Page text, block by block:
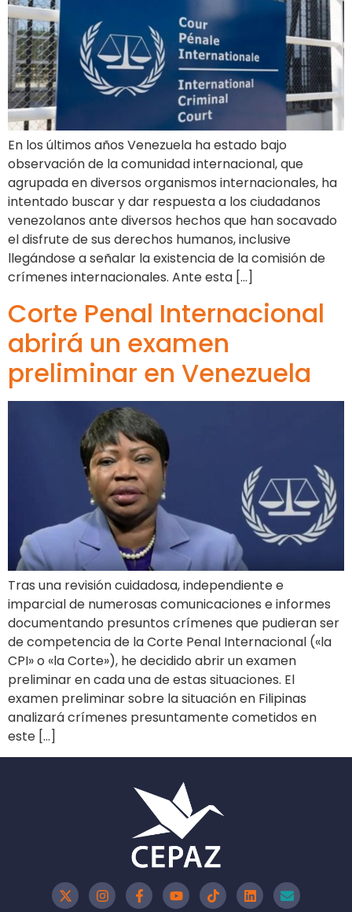
En los últimos años Venezuela ha estado bajo
observación de la comunidad internacional, que
agrupada en diversos organismos internacionales, ha
intentado buscar y dar respuesta a los ciudadanos
venezolanos ante diversos hechos que han socavado
el disfrute de sus derechos humanos, inclusive
llegándose a señalar la existencia de la comisión de
crímenes internacionales. Ante esta […]
Corte Penal Internacional
abrirá un examen
preliminar en Venezuela
Tras una revisión cuidadosa, independiente e
imparcial de numerosas comunicaciones e informes
documentando presuntos crímenes que pudieran ser
de competencia de la Corte Penal Internacional («la
CPI» o «la Corte»), he decidido abrir un examen
preliminar en cada una de estas situaciones. El
examen preliminar sobre la situación en Filipinas
analizará crímenes presuntamente cometidos en
este […]